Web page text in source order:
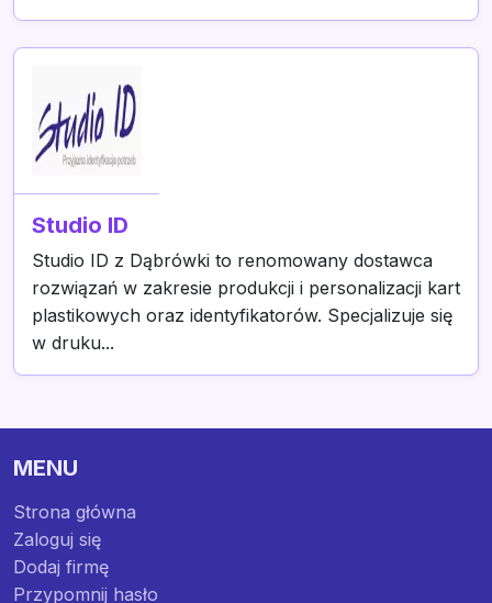
Studio ID
Studio ID z Dąbrówki to renomowany dostawca
rozwiązań w zakresie produkcji i personalizacji kart
plastikowych oraz identyfikatorów. Specjalizuje się
w druku...
MENU
Strona główna
Zaloguj się
Dodaj firmę
Przypomnij hasło